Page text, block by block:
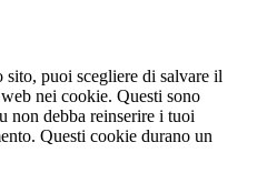
sito, puoi scegliere di salvare il
nei cookie. Questi sono
non debba reinserire i tuoi
Questi cookie durano un